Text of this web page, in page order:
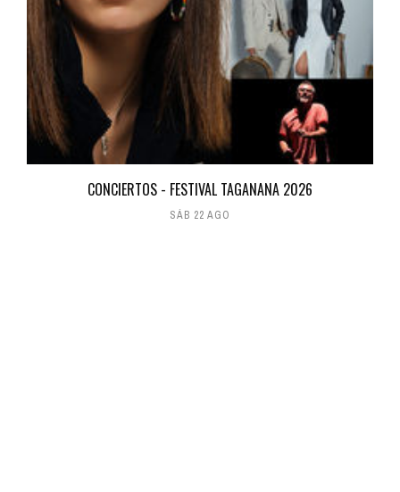
CONCIERTOS - FESTIVAL TAGANANA 2026
SÁB 22 AGO